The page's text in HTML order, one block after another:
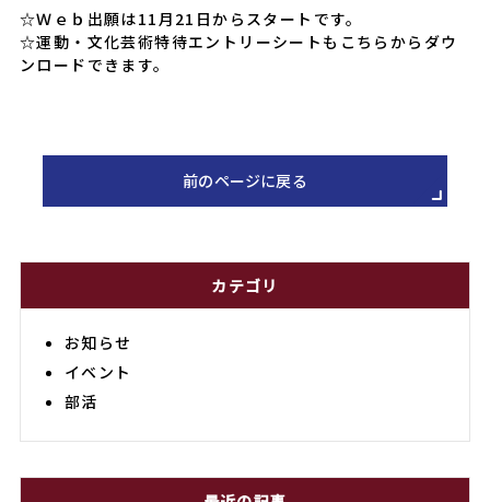
☆Ｗｅｂ出願は11月21日からスタートです。
☆運動・文化芸術特待エントリーシートもこちらからダウ
ンロードできます。
前のページに戻る
カテゴリ
お知らせ
イベント
部活